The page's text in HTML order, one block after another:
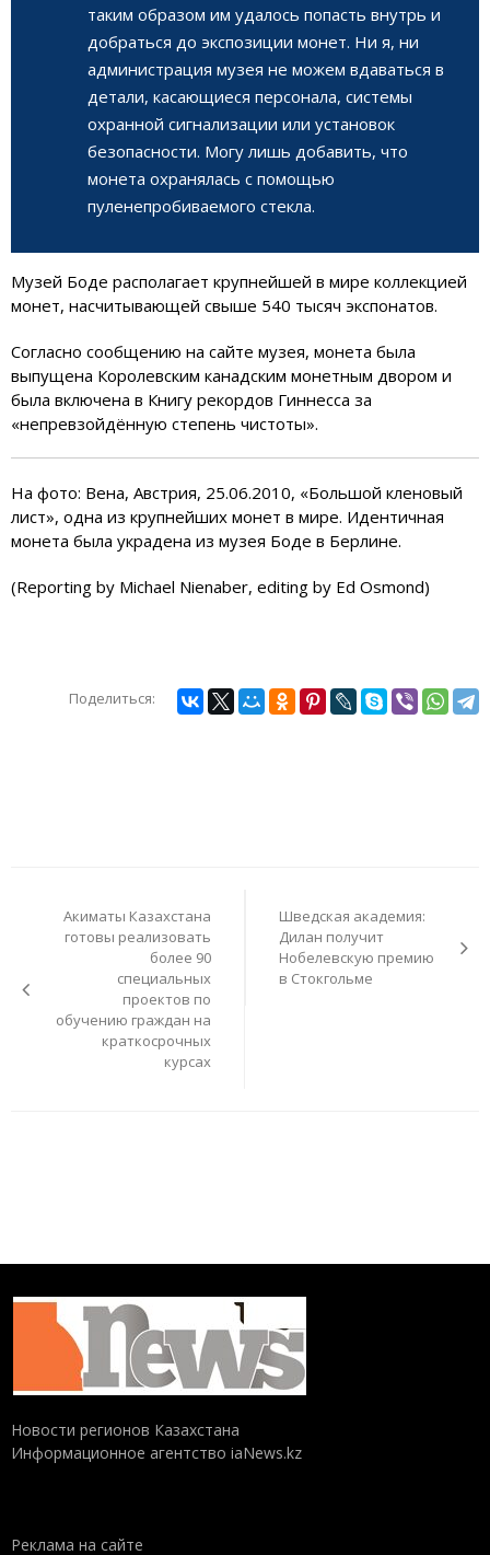
таким образом им удалось попасть внутрь и
добраться до экспозиции монет. Ни я, ни
администрация музея не можем вдаваться в
детали, касающиеся персонала, системы
охранной сигнализации или установок
безопасности. Могу лишь добавить, что
монета охранялась с помощью
пуленепробиваемого стекла.
Музей Боде располагает крупнейшей в мире коллекцией
монет, насчитывающей свыше 540 тысяч экспонатов.
Согласно сообщению на сайте музея, монета была
выпущена Королевским канадским монетным двором и
была включена в Книгу рекордов Гиннесса за
«непревзойдённую степень чистоты».
На фото: Вена, Австрия, 25.06.2010, «Большой кленовый
лист», одна из крупнейших монет в мире. Идентичная
монета была украдена из музея Боде в Берлине.
(Reporting by Michael Nienaber, editing by Ed Osmond)
Поделиться:
записямАкиматы Казахстана
готовы реализовать
более 90
специальных
проектов по
обучению граждан на
краткосрочных
курсах
Шведская академия:
Дилан получит
Нобелевскую премию
в Стокгольме
Новости регионов Казахстана
Информационное агентство iaNews.kz
Реклама на сайте